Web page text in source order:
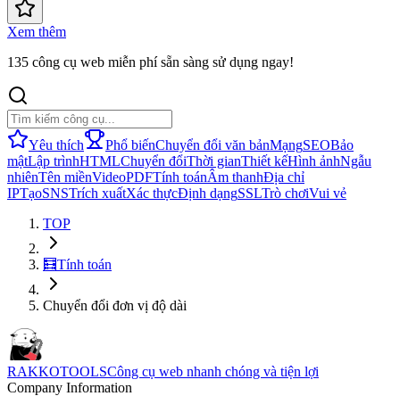
Xem thêm
135 công cụ web miễn phí sẵn sàng sử dụng ngay!
Yêu thích Phổ biếnChuyển đổi văn bảnMạngSEOBảo
mậtLập trìnhHTMLChuyển đổiThời gianThiết kếHình ảnhNgẫu
nhiênTên miềnVideoPDFTính toánÂm thanhĐịa chỉ
IPTạoSNSTrích xuấtXác thựcĐịnh dạngSSLTrò chơiVui vẻ
TOP
🧮Tính toán
Chuyển đổi đơn vị độ dài
RAKKOTOOLSCông cụ web nhanh chóng và tiện lợi
Company Information